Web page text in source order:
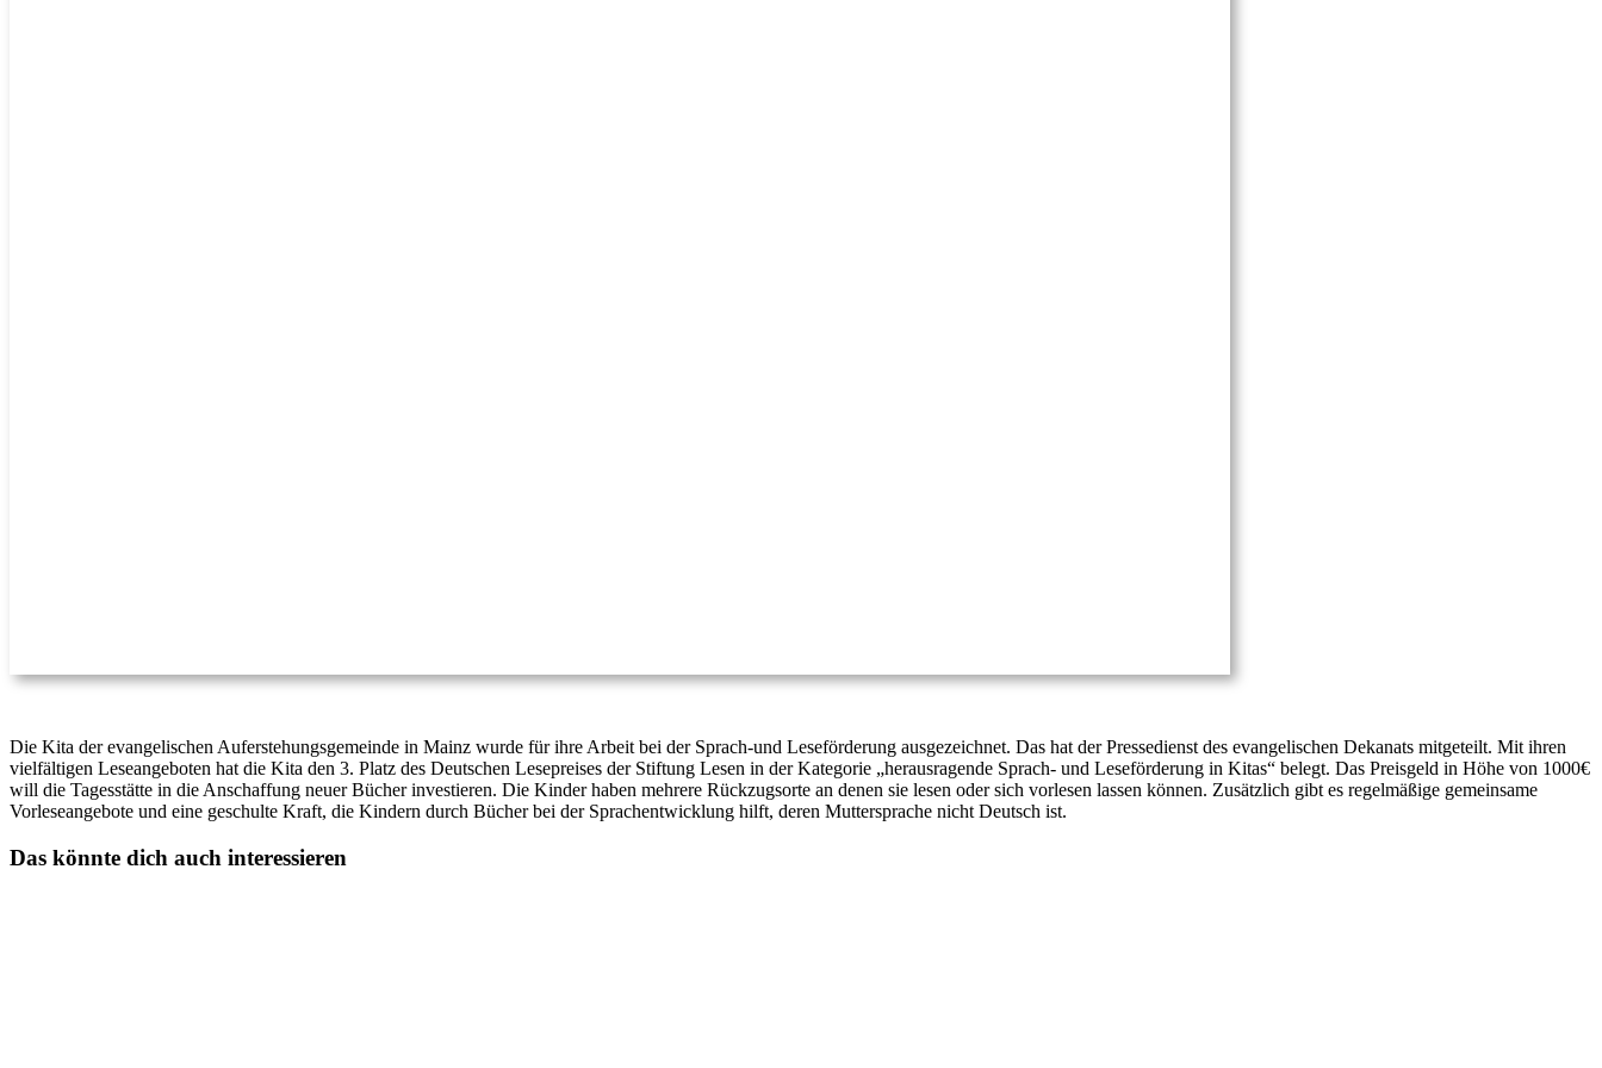
Die Kita der evangelischen Auferstehungsgemeinde in Mainz wurde für ihre Arbeit bei der Sprach-und Leseförderung ausgezeichnet. Das hat der Pressedienst des evangelischen Dekanats mitgeteilt. Mit ihren
vielfältigen Leseangeboten hat die Kita den 3. Platz des Deutschen Lesepreises der Stiftung Lesen in der Kategorie „herausragende Sprach- und Leseförderung in Kitas“ belegt. Das Preisgeld in Höhe von 1000€
will die Tagesstätte in die Anschaffung neuer Bücher investieren. Die Kinder haben mehrere Rückzugsorte an denen sie lesen oder sich vorlesen lassen können. Zusätzlich gibt es regelmäßige gemeinsame
Vorleseangebote und eine geschulte Kraft, die Kindern durch Bücher bei der Sprachentwicklung hilft, deren Muttersprache nicht Deutsch ist.
Das könnte dich auch interessieren